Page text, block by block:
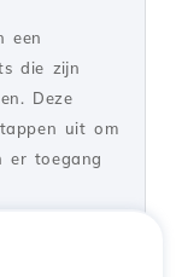
een
die zijn
Deze
uit om
er toegang